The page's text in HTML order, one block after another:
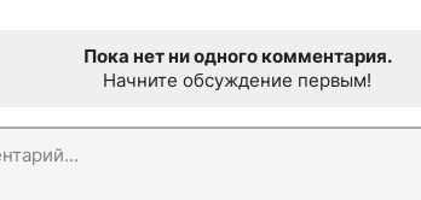
Пока нет ни одного комментария.
Начните обсуждение первым!